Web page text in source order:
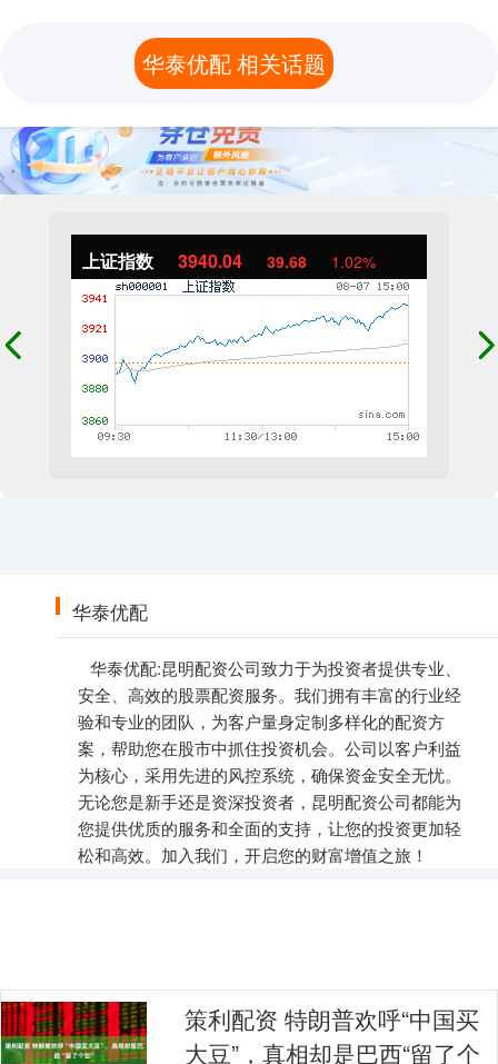
上证指数 3940.04 39.68 1.02%
华泰优配
华泰优配:昆明配资公司致力于为投资者提供专业、
安全、高效的股票配资服务。我们拥有丰富的行业经
验和专业的团队，为客户量身定制多样化的配资方
案，帮助您在股市中抓住投资机会。公司以客户利益
为核心，采用先进的风控系统，确保资金安全无忧。
无论您是新手还是资深投资者，昆明配资公司都能为
您提供优质的服务和全面的支持，让您的投资更加轻
松和高效。加入我们，开启您的财富增值之旅！
华泰优配 相关话题
策利配资 特朗普欢呼“中国买
大豆”，真相却是巴西“留了个